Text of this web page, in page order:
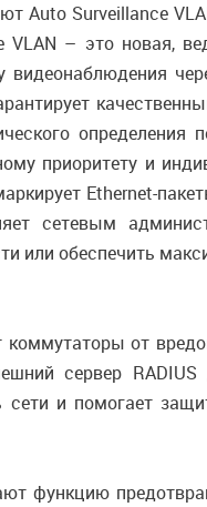
Auto Surveillance
– это новая,
видеонаблюдения
определения
приоритету и
Ethernet-
сетевым
или обеспечить
от
сервер
сети и помогает
функцию